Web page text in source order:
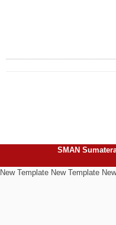
SMAN
New Template New Template